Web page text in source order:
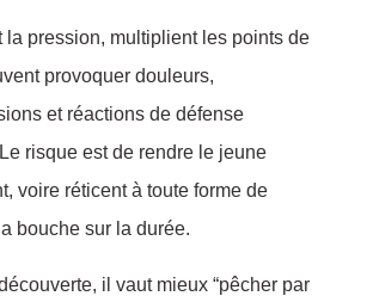
la pression, multiplient les points de
provoquer douleurs,
et réactions de défense
risque est de rendre le jeune
voire réticent à toute forme de
bouche sur la durée.
il vaut mieux “pêcher par